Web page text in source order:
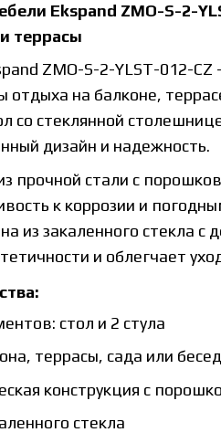
Ekspand ZMO-S-2-
террасы
ZMO-S-2-YLST-012-
отдыха на балконе,
со стеклянной
дизайн и надежность.
прочной стали с
к коррозии и
из закаленного стекла с
и облегчает
стол и 2 стула
террасы, сада или
конструкция с
стекла